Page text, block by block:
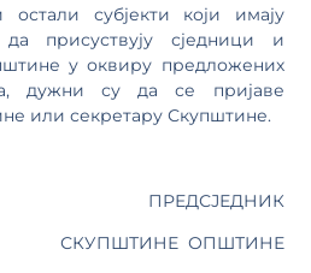
субјекти који имају
присуствују сједници и
у оквиру предложених
дужни су да се пријаве
или секретару Скупштине.
ПРЕДСЈЕДНИК
СКУПШТИНЕ ОПШТИНЕ